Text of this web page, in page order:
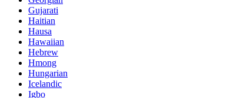
Gujarati
Haitian
Hausa
Hawaiian
Hebrew
Hmong
Hungarian
Icelandic
Igbo